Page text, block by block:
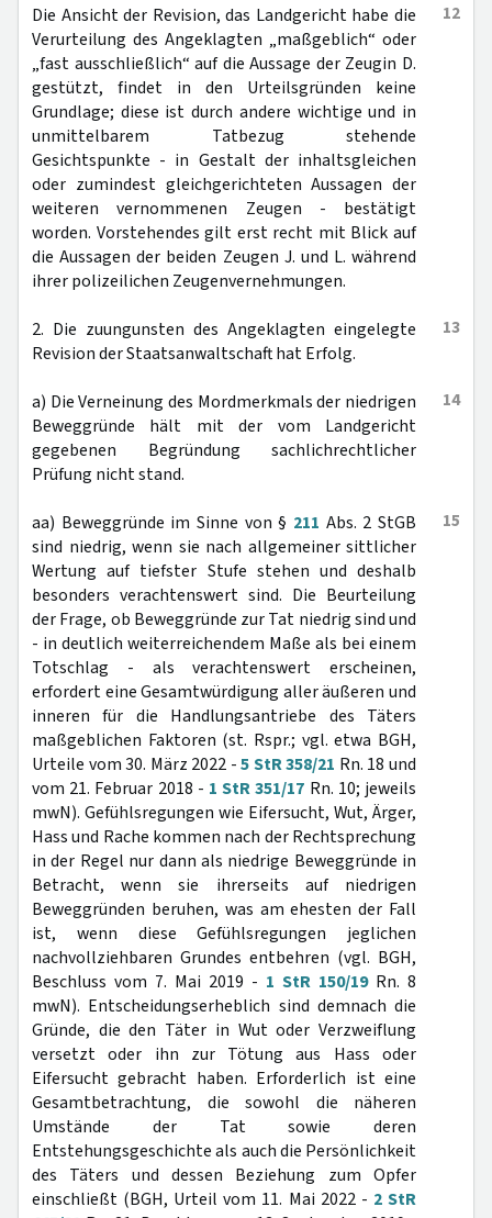
12
Die Ansicht der Revision, das Landgericht habe die
Verurteilung des Angeklagten „maßgeblich“ oder
„fast ausschließlich“ auf die Aussage der Zeugin D.
gestützt, findet in den Urteilsgründen keine
Grundlage; diese ist durch andere wichtige und in
unmittelbarem Tatbezug stehende
Gesichtspunkte - in Gestalt der inhaltsgleichen
oder zumindest gleichgerichteten Aussagen der
weiteren vernommenen Zeugen - bestätigt
worden. Vorstehendes gilt erst recht mit Blick auf
die Aussagen der beiden Zeugen J. und L. während
ihrer polizeilichen Zeugenvernehmungen.
13
2. Die zuungunsten des Angeklagten eingelegte
Revision der Staatsanwaltschaft hat Erfolg.
14
a) Die Verneinung des Mordmerkmals der niedrigen
Beweggründe hält mit der vom Landgericht
gegebenen Begründung sachlichrechtlicher
Prüfung nicht stand.
15
aa) Beweggründe im Sinne von § 211 Abs. 2 StGB
sind niedrig, wenn sie nach allgemeiner sittlicher
Wertung auf tiefster Stufe stehen und deshalb
besonders verachtenswert sind. Die Beurteilung
der Frage, ob Beweggründe zur Tat niedrig sind und
- in deutlich weiterreichendem Maße als bei einem
Totschlag - als verachtenswert erscheinen,
erfordert eine Gesamtwürdigung aller äußeren und
inneren für die Handlungsantriebe des Täters
maßgeblichen Faktoren (st. Rspr.; vgl. etwa BGH,
Urteile vom 30. März 2022 -5 StR 358/21 Rn. 18 und
vom 21. Februar 2018 - 1 StR 351/17 Rn. 10; jeweils
mwN). Gefühlsregungen wie Eifersucht, Wut, Ärger,
Hass und Rache kommen nach der Rechtsprechung
in der Regel nur dann als niedrige Beweggründe in
Betracht, wenn sie ihrerseits auf niedrigen
Beweggründen beruhen, was am ehesten der Fall
ist, wenn diese Gefühlsregungen jeglichen
nachvollziehbaren Grundes entbehren (vgl. BGH,
Beschluss vom 7. Mai 2019 - 1 StR 150/19Rn. 8
mwN). Entscheidungserheblich sind demnach die
Gründe, die den Täter in Wut oder Verzweiflung
versetzt oder ihn zur Tötung aus Hass oder
Eifersucht gebracht haben. Erforderlich ist eine
Gesamtbetrachtung, die sowohl die näheren
Umstände der Tat sowie deren
Entstehungsgeschichte als auch die Persönlichkeit
des Täters und dessen Beziehung zum Opfer
einschließt (BGH, Urteil vom 11. Mai 2022 - 2 StR